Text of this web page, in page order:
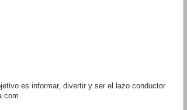
es informar, divertir y ser el lazo conductor